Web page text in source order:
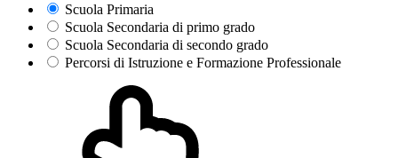
Scuola Primaria
Scuola Secondaria di primo grado
Scuola Secondaria di secondo grado
Percorsi di Istruzione e Formazione Professionale